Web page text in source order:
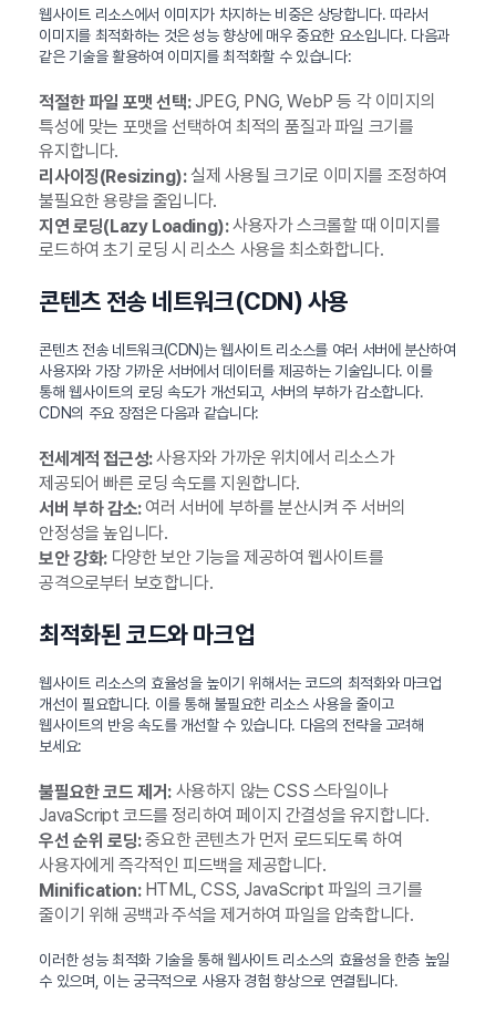
웹사이트 리소스에서 이미지가 차지하는 비중은 상당합니다. 따라서
이미지를 최적화하는 것은 성능 향상에 매우 중요한 요소입니다. 다음과
같은 기술을 활용하여 이미지를 최적화할 수 있습니다:
적절한 파일 포맷 선택:JPEG, PNG, WebP 등 각 이미지의
특성에 맞는 포맷을 선택하여 최적의 품질과 파일 크기를
유지합니다.
리사이징(Resizing):실제 사용될 크기로 이미지를 조정하여
불필요한 용량을 줄입니다.
지연 로딩(Lazy Loading):사용자가 스크롤할 때 이미지를
로드하여 초기 로딩 시 리소스 사용을 최소화합니다.
콘텐츠 전송 네트워크(CDN) 사용
콘텐츠 전송 네트워크(CDN)는 웹사이트 리소스를 여러 서버에 분산하여
사용자와 가장 가까운 서버에서 데이터를 제공하는 기술입니다. 이를
통해 웹사이트의 로딩 속도가 개선되고, 서버의 부하가 감소합니다.
CDN의 주요 장점은 다음과 같습니다:
전세계적 접근성:사용자와 가까운 위치에서 리소스가
제공되어 빠른 로딩 속도를 지원합니다.
서버 부하 감소:여러 서버에 부하를 분산시켜 주 서버의
안정성을 높입니다.
보안 강화:다양한 보안 기능을 제공하여 웹사이트를
공격으로부터 보호합니다.
최적화된 코드와 마크업
웹사이트 리소스의 효율성을 높이기 위해서는 코드의 최적화와 마크업
개선이 필요합니다. 이를 통해 불필요한 리소스 사용을 줄이고
웹사이트의 반응 속도를 개선할 수 있습니다. 다음의 전략을 고려해
보세요:
불필요한 코드 제거:사용하지 않는 CSS 스타일이나
JavaScript 코드를 정리하여 페이지 간결성을 유지합니다.
우선 순위 로딩:중요한 콘텐츠가 먼저 로드되도록 하여
사용자에게 즉각적인 피드백을 제공합니다.
Minification:HTML, CSS, JavaScript 파일의 크기를
줄이기 위해 공백과 주석을 제거하여 파일을 압축합니다.
이러한 성능 최적화 기술을 통해 웹사이트 리소스의 효율성을 한층 높일
수 있으며, 이는 궁극적으로 사용자 경험 향상으로 연결됩니다.